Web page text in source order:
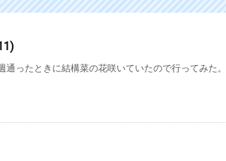
通ったときに結構菜の花咲いていたので行ってみた